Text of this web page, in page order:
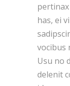
has, ei
vocibus
Usu no
delenit